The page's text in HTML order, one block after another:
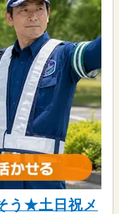
う★土日祝メ